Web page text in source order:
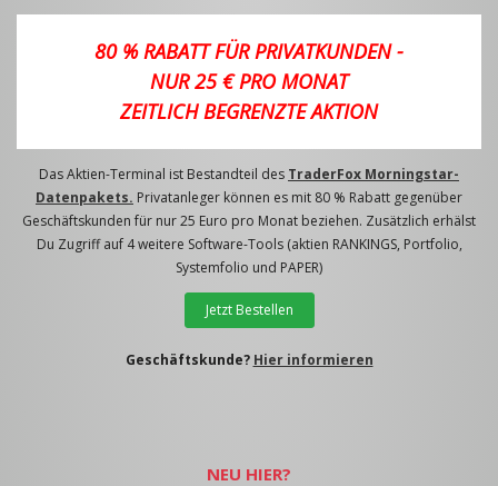
80 % RABATT FÜR PRIVATKUNDEN -
NUR 25 € PRO MONAT
ZEITLICH BEGRENZTE AKTION
Das Aktien-Terminal ist Bestandteil des TraderFox Morningstar-
Datenpakets. Privatanleger können es mit 80 % Rabatt gegenüber
Geschäftskunden für nur 25 Euro pro Monat beziehen. Zusätzlich erhälst
Du Zugriff auf 4 weitere Software-Tools (aktien RANKINGS, Portfolio,
Systemfolio und PAPER)
Jetzt Bestellen
Geschäftskunde? Hier informieren
NEU HIER?